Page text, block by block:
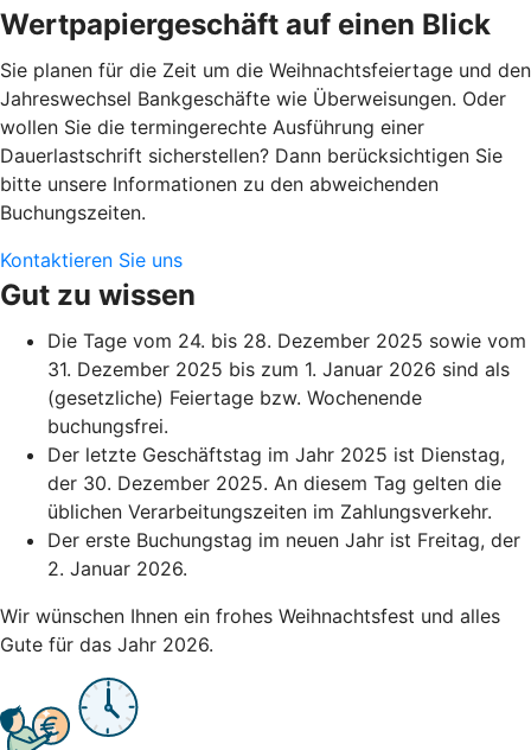
Wertpapiergeschäft auf einen Blick
Sie planen für die Zeit um die Weihnachtsfeiertage und den
Jahreswechsel Bankgeschäfte wie Überweisungen. Oder
wollen Sie die termingerechte Ausführung einer
Dauerlastschrift sicherstellen? Dann berücksichtigen Sie
bitte unsere Informationen zu den abweichenden
Buchungszeiten.
Kontaktieren Sie uns
Gut zu wissen
Die Tage vom 24. bis 28. Dezember 2025 sowie vom
31. Dezember 2025 bis zum 1. Januar 2026 sind als
(gesetzliche) Feiertage bzw. Wochenende
buchungsfrei.
Der letzte Geschäftstag im Jahr 2025 ist Dienstag,
der 30. Dezember 2025. An diesem Tag gelten die
üblichen Verarbeitungszeiten im Zahlungsverkehr.
Der erste Buchungstag im neuen Jahr ist Freitag, der
2. Januar 2026.
Wir wünschen Ihnen ein frohes Weihnachtsfest und alles
Gute für das Jahr 2026.